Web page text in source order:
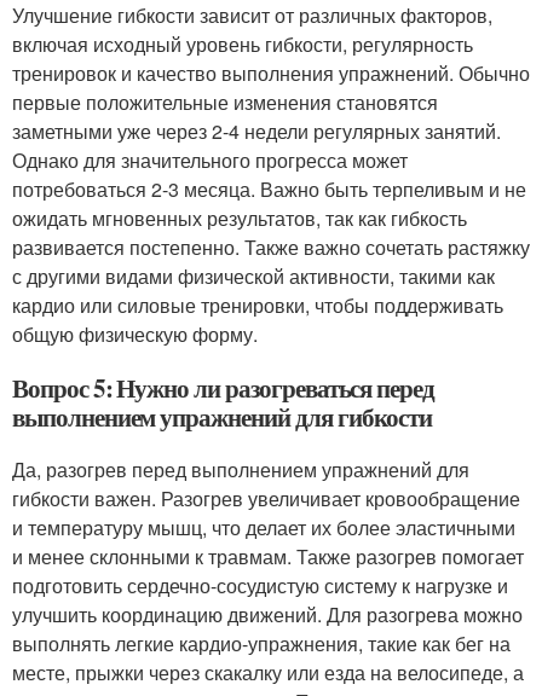
Улучшение гибкости зависит от различных факторов,
включая исходный уровень гибкости, регулярность
тренировок и качество выполнения упражнений. Обычно
первые положительные изменения становятся
заметными уже через 2-4 недели регулярных занятий.
Однако для значительного прогресса может
потребоваться 2-3 месяца. Важно быть терпеливым и не
ожидать мгновенных результатов, так как гибкость
развивается постепенно. Также важно сочетать растяжку
с другими видами физической активности, такими как
кардио или силовые тренировки, чтобы поддерживать
общую физическую форму.
Вопрос 5: Нужно ли разогреваться перед
выполнением упражнений для гибкости
Да, разогрев перед выполнением упражнений для
гибкости важен. Разогрев увеличивает кровообращение
и температуру мышц, что делает их более эластичными
и менее склонными к травмам. Также разогрев помогает
подготовить сердечно-сосудистую систему к нагрузке и
улучшить координацию движений. Для разогрева можно
выполнять легкие кардио-упражнения, такие как бег на
месте, прыжки через скакалку или езда на велосипеде, а